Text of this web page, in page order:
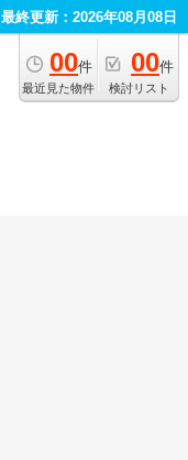
最終更新：2026年08月08日
00件
最近見た物件
00件
検討リスト